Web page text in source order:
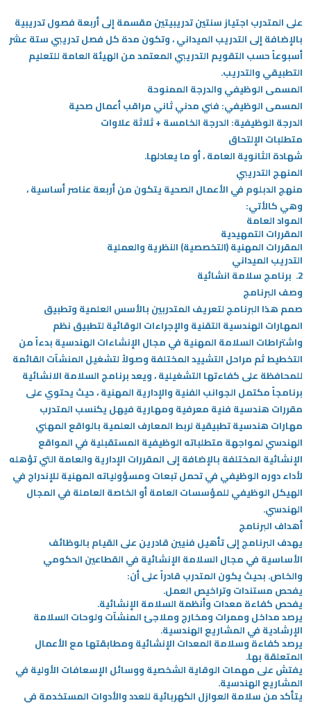
على المتدرب اجتياز سنتين تدريبيتين مقسمة إلى أربعة فصول تدريبية
بالإضافة إلى التدريب الميداني ، وتكون مدة كل فصل تدريبي ستة عشر
أسبوعاً حسب التقويم التدريبي المعتمد من الهيئة العامة للتعليم
التطبيقي والتدريب.
المسمى الوظيفي والدرجة الممنوحة
المسمى الوظيفي: فني مدني ثاني مراقب أعمال صحية
الدرجة الوظيفية: الدرجة الخامسة + ثلاثة علاوات
متطلبات الإلتحاق
شهادة الثانوية العامة ، أو ما يعادلها.
المنهج التدريبي
منهج الدبلوم في الأعمال الصحية يتكون من أربعة عناصر أساسية ،
وهي كالأتي:
المواد العامة
المقررات التمهيدية
المقررات المهنية (التخصصية) النظرية والعملية
التدريب الميداني
2. برنامج سلامة انشائية
وصف البرنامج
صمم هذا البرنامج لتعريف المتدربين بالأسس العلمية وتطبيق
المهارات الهندسية التقنية والإجراءات الوقائية لتطبيق نظم
واشتراطات السلامة المهنية في مجال الإنشاءات الهندسية بدءاً من
التخطيط ثم مراحل التشييد المختلفة وصولاً لتشغيل المنشآت القائمة
للمحافظة على كفاءتها التشغيلية ، ويعد برنامج السلامة الانشائية
برنامجاً مكتمل الجوانب الفنية والإدارية المهنية ، حيث يحتوي على
مقررات هندسية فنية معرفية ومهارية فيهل يكنسب المتدرب
مهارات هندسية تطبيقية لربط المعارف العلمية بالواقع المهني
الهندسي لمواجهة متطلباته الوظيفية المستقبلية في المواقع
الإنشائية المختلفة بالإضافة إلى المقررات الإدارية والعامة التي تؤهله
لأداء دوره الوظيفي في تحمل تبعات ومسؤولياته المهنية للإندراج في
الهيكل الوظيفي للمؤسسات العامة أو الخاصة العاملة في المجال
الهندسي.
أهداف البرنامج
يهدف البرنامج إلى تأهيل فنيين قادرين على القيام بالوظائف
الأساسية في مجال السلامة الإنشائية في القطاعين الحكومي
والخاص. بحيث يكون المتدرب قادراً على أن:
يفحص مستندات وتراخيص العمل.
يفحص كفاءة معدات وأنظمة السلامة الإنشائية.
يرصد مداخل وممرات ومخارج وملاجئ المنشآت ولوحات السلامة
الإرشادية في المشاريع الهندسية.
يرصد كفاءة وسلامة المعدات الإنشائية ومطابقتها مع الأعمال
المتعلقة بها.
يفتش على مهمات الوقاية الشخصية ووسائل الإسعافات الأولية في
المشاريع الهندسية.
يتأكد من سلامة العوازل الكهربائية للعدد والأدوات المستخدمة في